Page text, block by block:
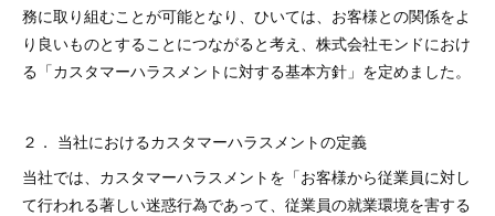
務に取り組むことが可能となり、ひいては、お客様との関係をよ
り良いものとすることにつながると考え、株式会社モンドにおけ
る「カスタマーハラスメントに対する基本方針」を定めました。
２． 当社におけるカスタマーハラスメントの定義
当社では、カスタマーハラスメントを「お客様から従業員に対し
て行われる著しい迷惑行為であって、従業員の就業環境を害する